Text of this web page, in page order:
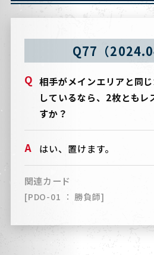
Q77（
相手がメインエリアと同
しているなら、2枚ともレ
すか？
はい、置けます。
関連カード
[PDO-01 ： 勝負師]